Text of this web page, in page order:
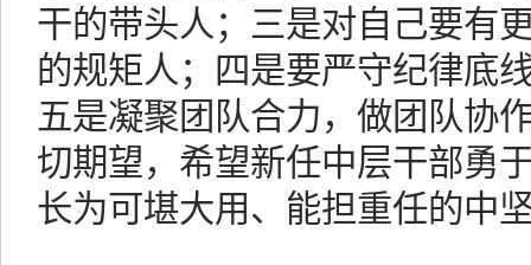
干的带头人；三是对自己要有
的规矩人；四是要严守纪律底
五是凝聚团队合力，做团队协
切期望，希望新任中层干部勇
长为可堪大用、能担重任的中